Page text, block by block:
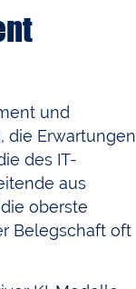
und
die Erwartungen
des IT-
aus
oberste
Belegschaft oft